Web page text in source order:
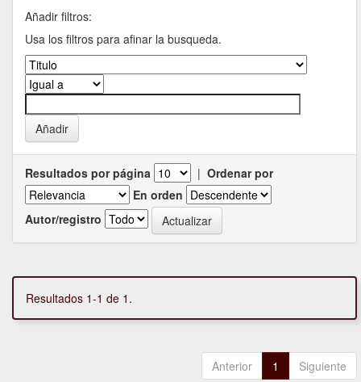
Añadir filtros:
Usa los filtros para afinar la busqueda.
Resultados por página | Ordenar por
En orden
Autor/registro
Resultados 1-1 de 1.
Anterior 1 Siguiente